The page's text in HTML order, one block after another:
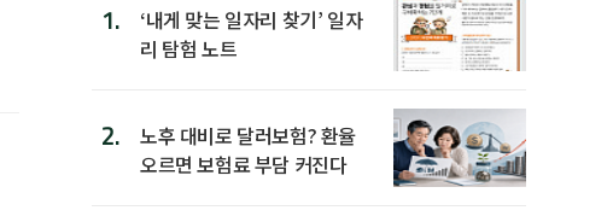
1.
‘내게 맞는 일자리 찾기’ 일자
리 탐험 노트
2.
노후 대비로 달러보험? 환율
오르면 보험료 부담 커진다